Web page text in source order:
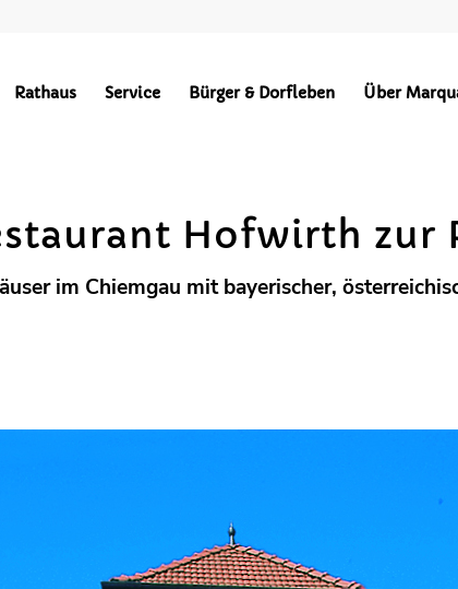
Rathaus Service Bürger & Dorfleben Über
Gastronomie
HOCHPLATTENBAHN
Hofwirth zur
im Chiemgau mit bayerischer,